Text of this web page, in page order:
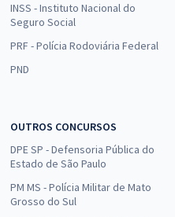
INSS - Instituto Nacional do
Seguro Social
PRF - Polícia Rodoviária Federal
PND
OUTROS CONCURSOS
DPE SP - Defensoria Pública do
Estado de São Paulo
PM MS - Polícia Militar de Mato
Grosso do Sul